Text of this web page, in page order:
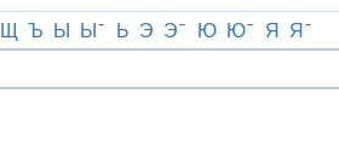
Щ Ъ Ы Ы Ь Э Э Ю Ю Я Я